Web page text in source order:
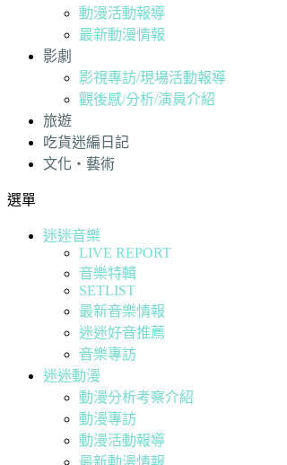
動漫活動報導
最新動漫情報
影劇
影視專訪/現場活動報導
觀後感/分析/演員介紹
旅遊
吃貨迷編日記
文化・藝術
選單
迷迷音樂
LIVE REPORT
音樂特輯
SETLIST
最新音樂情報
迷迷好音推薦
音樂專訪
迷迷動漫
動漫分析考察介紹
動漫專訪
動漫活動報導
最新動漫情報